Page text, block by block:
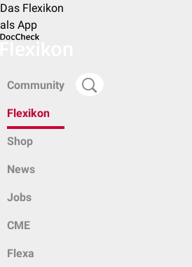
Das Flexikon
als App
Community
Flexikon
Shop
News
Jobs
CME
Flexa